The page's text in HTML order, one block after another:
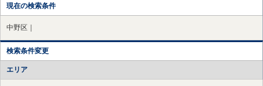
現在の検索条件
中野区｜
検索条件変更
エリア